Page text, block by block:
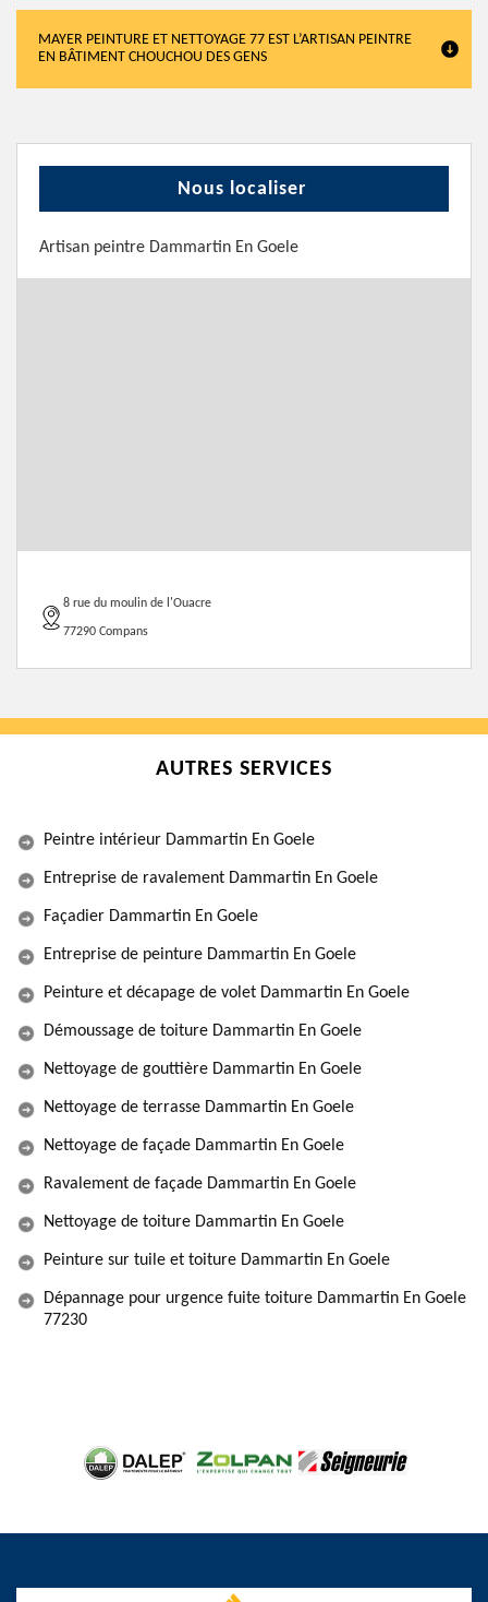
MAYER PEINTURE ET NETTOYAGE 77 EST L’ARTISAN PEINTRE
EN BÂTIMENT CHOUCHOU DES GENS
Nous localiser
Artisan peintre Dammartin En Goele
8 rue du moulin de l'Ouacre
77290 Compans
AUTRES SERVICES
Peintre intérieur Dammartin En Goele
Entreprise de ravalement Dammartin En Goele
Façadier Dammartin En Goele
Entreprise de peinture Dammartin En Goele
Peinture et décapage de volet Dammartin En Goele
Démoussage de toiture Dammartin En Goele
Nettoyage de gouttière Dammartin En Goele
Nettoyage de terrasse Dammartin En Goele
Nettoyage de façade Dammartin En Goele
Ravalement de façade Dammartin En Goele
Nettoyage de toiture Dammartin En Goele
Peinture sur tuile et toiture Dammartin En Goele
Dépannage pour urgence fuite toiture Dammartin En Goele
77230